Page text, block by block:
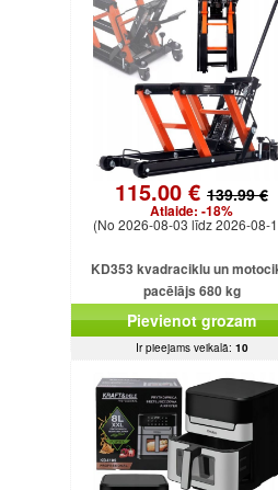
115.00 € 139.99 €
Atlaide: -18%
(No 2026-08-03 līdz 2026-08-
KD353 kvadraciklu un
pacēlājs 680 kg
Pievienot grozam
Ir pieejams veikalā: 10